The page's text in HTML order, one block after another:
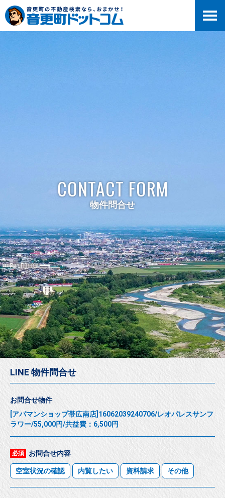
CONTACT FORM
物件問合せ
LINE 物件問合せ
お問合せ物件
[アパマンショップ帯広南店]16062039240706/レオパレスサンフ
ラワー/55,000円/共益費：6,500円
必須 お問合せ内容
空室状況の確認 内覧したい 資料請求 その他